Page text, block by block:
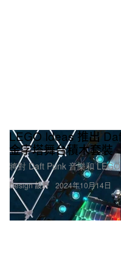
Design 設計
LEGO Ideas 推出
金字塔舞台積木套裝
將對 Daft Punk 音樂和 LEGO
2024年10月14日